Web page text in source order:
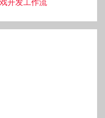
开发工作流